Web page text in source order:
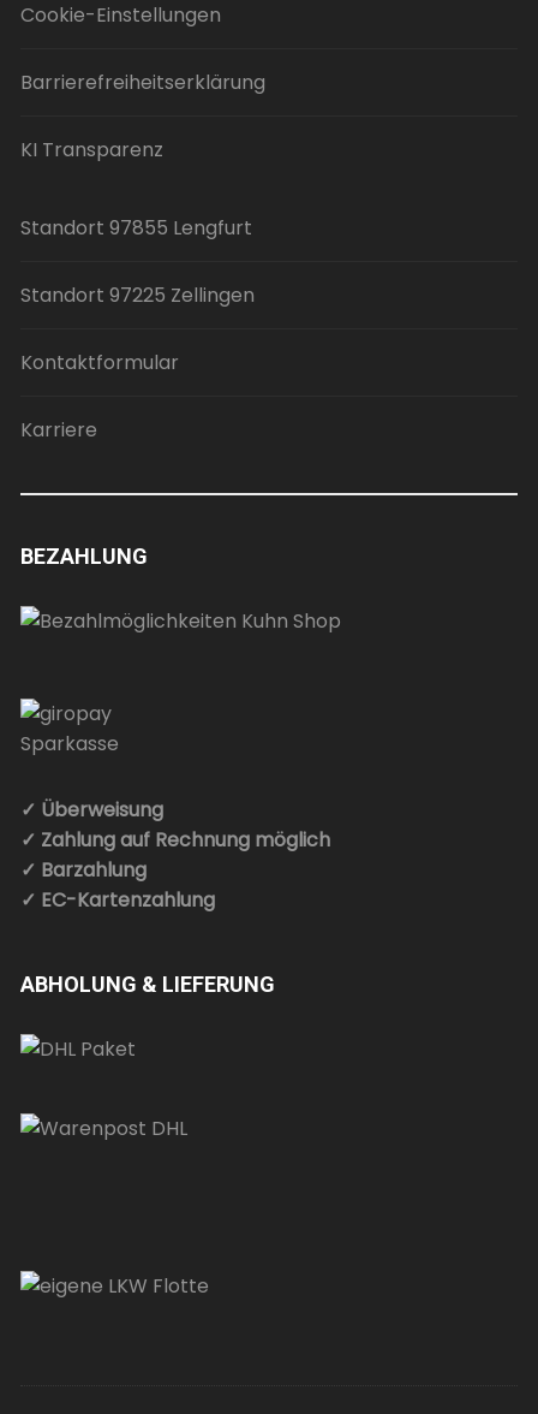
Cookie-Einstellungen
Barrierefreiheitserklärung
KI Transparenz
Standort 97855 Lengfurt
Standort 97225 Zellingen
Kontaktformular
Karriere
BEZAHLUNG
✓ Überweisung
✓ Zahlung auf Rechnung möglich
✓ Barzahlung
✓ EC-Kartenzahlung
ABHOLUNG & LIEFERUNG